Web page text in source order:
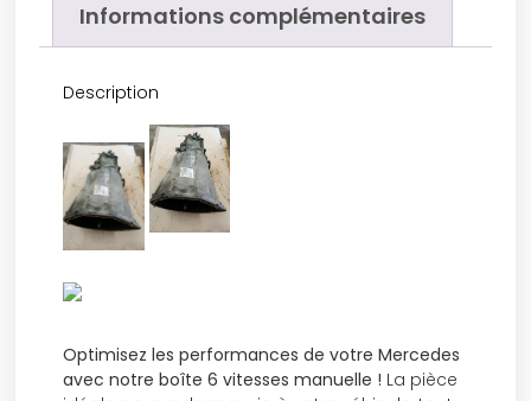
Informations complémentaires
Description
Optimisez les performances de votre Mercedes
avec notre boîte 6 vitesses manuelle ! La pièce